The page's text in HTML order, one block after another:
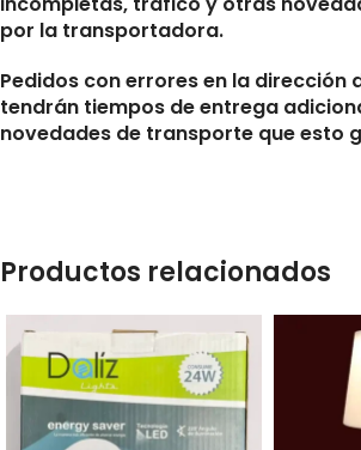
por la transportadora.
Pedidos con errores en la dirección
tendrán tiempos de entrega
novedades de transporte que esto
Productos relacionados